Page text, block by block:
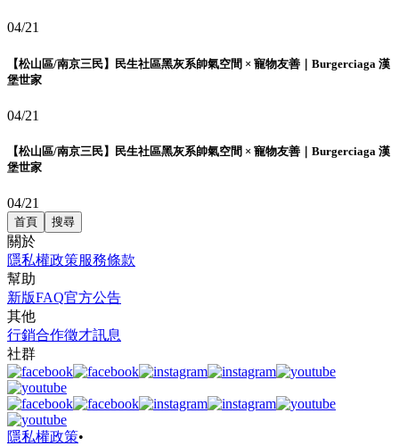
04/21
【松山區/南京三民】民生社區黑灰系帥氣空間 × 寵物友善｜Burgerciaga 漢
堡世家
04/21
【松山區/南京三民】民生社區黑灰系帥氣空間 × 寵物友善｜Burgerciaga 漢
堡世家
04/21
首頁 搜尋
關於
隱私權政策服務條款
幫助
新版FAQ官方公告
其他
行銷合作徵才訊息
社群
隱私權政策•